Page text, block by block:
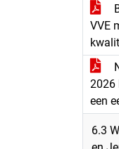
VVE
2026
een
6.3